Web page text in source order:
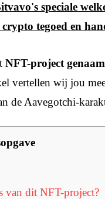
speciale
tegoed en
NFT-project
vertellen wij jou
de Aavegotchi-
van dit NFT-project?